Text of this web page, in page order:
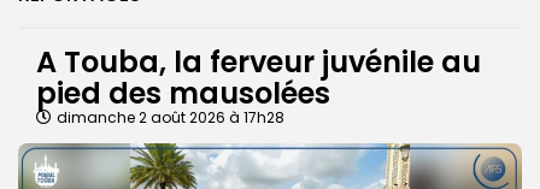
A Touba, la ferveur juvénile au
pied des mausolées
dimanche 2 août 2026 à 17h28